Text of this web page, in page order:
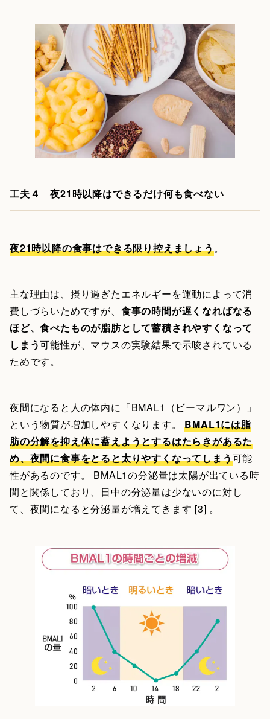
工夫４ 夜21時以降はできるだけ何も食べない
夜21時以降の食事はできる限り控えましょう。
主な理由は、摂り過ぎたエネルギーを運動によって消
費しづらいためですが、 食事の時間が遅くなればなる
ほど、食べたものが脂肪として蓄積されやすくなって
しまう可能性が、マウスの実験結果で示唆されている
ためです。
夜間になると人の体内に「BMAL1（ビーマルワン）」
という物質が増加しやすくなります。BMAL1には脂
肪の分解を抑え体に蓄えようとするはたらきがあるた
め、夜間に食事をとると太りやすくなってしまう可能
性があるのです。 BMAL1の分泌量は太陽が出ている時
間と関係しており、日中の分泌量は少ないのに対し
て、夜間になると分泌量が増えてきます [3] 。